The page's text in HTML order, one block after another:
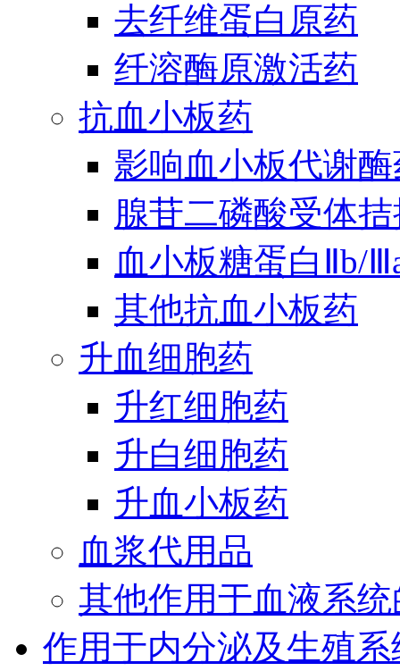
去纤维蛋白原药
纤溶酶原激活药
抗血小板药
影响血小板代谢
腺苷二磷酸受体
血小板糖蛋白Ⅱb/
其他抗血小板药
升血细胞药
升红细胞药
升白细胞药
升血小板药
血浆代用品
其他作用于血液系
作用于内分泌及生殖